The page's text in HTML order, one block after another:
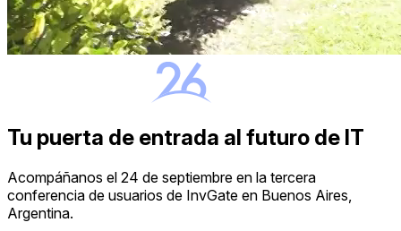
Tu puerta de entrada al futuro de IT
Acompáñanos el 24 de septiembre en la tercera
conferencia de usuarios de InvGate en Buenos Aires,
Argentina.